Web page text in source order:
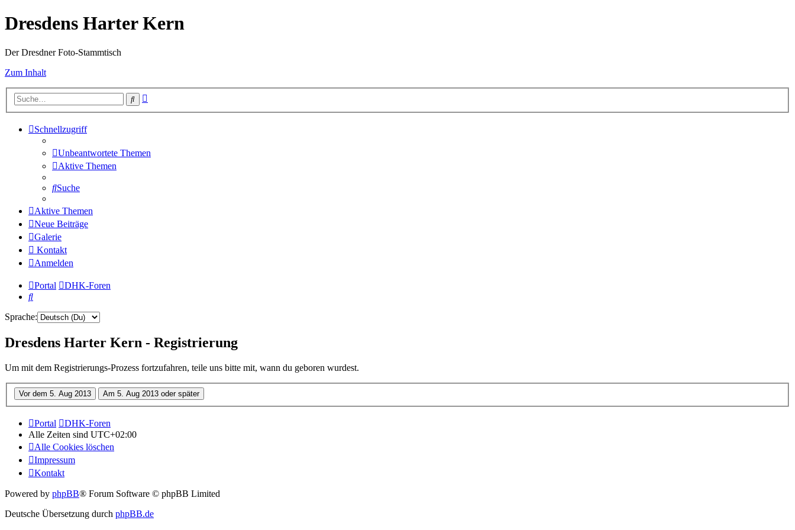
Dresdens Harter Kern
Der Dresdner Foto-Stammtisch
Zum Inhalt
Suche
Schnellzugriff
Unbeantwortete Themen
Aktive Themen
Suche
Aktive Themen
Neue Beiträge
Galerie
Kontakt
Anmelden
Portal
DHK-Foren
Suche
Sprache:
Dresdens Harter Kern - Registrierung
Um mit dem Registrierungs-Prozess fortzufahren, teile uns bitte mit, wann du geboren wurdest.
Portal
DHK-Foren
Alle Zeiten sind UTC+02:00
Alle Cookies löschen
Impressum
Kontakt
Powered by phpBB® Forum Software © phpBB Limited
Deutsche Übersetzung durch phpBB.de